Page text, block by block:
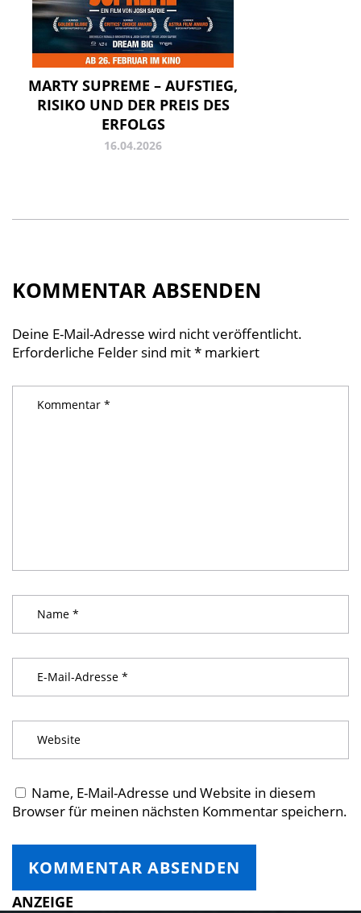
MARTY SUPREME – AUFSTIEG,
RISIKO UND DER PREIS DES
ERFOLGS
16.04.2026
KOMMENTAR ABSENDEN
Deine E-Mail-Adresse wird nicht veröffentlicht.
Erforderliche Felder sind mit* markiert
Name, E-Mail-Adresse und Website in diesem
Browser für meinen nächsten Kommentar speichern.
ANZEIGE